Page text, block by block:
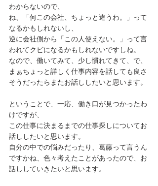
わからないので、
ね、「何この会社、ちょっと違うわ。」って
なるかもしれないし、
逆に会社側から「この人使えない。」って言
われてクビになるかもしれないですしね。
なので、働いてみて、少し慣れてきて、で、
まぁちょっと詳しく仕事内容を話しても良さ
そうだったらまたお話ししたいと思います。
ということで、一応、働き口が見つかったわ
けですが、
この仕事に決まるまでの仕事探しについてお
話ししたいと思います。
自分の中での悩みだったり、葛藤って言うん
ですかね、色々考えたことがあったので、お
話ししていきたいと思います。